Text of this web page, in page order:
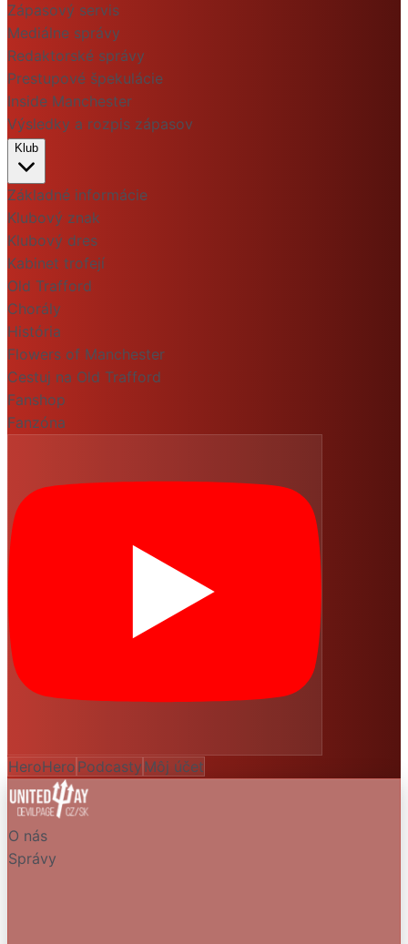
Zápasový servis
Mediálne správy
Redaktorské správy
Prestupové špekulácie
Inside Manchester
Výsledky a rozpis zápasov
Klub
Základné informácie
Klubový znak
Klubový dres
Kabinet trofejí
Old Trafford
Chorály
História
Flowers of Manchester
Cestuj na Old Trafford
Fanshop
Fanzóna
HeroHero Podcasty Môj účet
O nás
Správy